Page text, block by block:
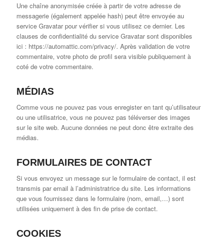
Une chaîne anonymisée créée à partir de votre adresse de
messagerie (également appelée hash) peut être envoyée au
service Gravatar pour vérifier si vous utilisez ce dernier. Les
clauses de confidentialité du service Gravatar sont disponibles
ici : https://automattic.com/privacy/. Après validation de votre
commentaire, votre photo de profil sera visible publiquement à
coté de votre commentaire.
MÉDIAS
Comme vous ne pouvez pas vous enregister en tant qu’utilisateur
ou une utilisatrice, vous ne pouvez pas téléverser des images
sur le site web. Aucune données ne peut donc être extraite des
médias.
FORMULAIRES DE CONTACT
Si vous envoyez un message sur le formulaire de contact, il est
transmis par email à l’administratrice du site. Les informations
que vous fournissez dans le formulaire (nom, email,…) sont
utilisées uniquement à des fin de prise de contact.
COOKIES